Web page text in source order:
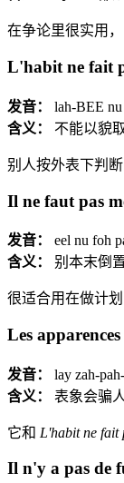
在争论里很实用
L'habit ne fait
发音：
lah-BEE
含义：
不能以貌
别人按外表下判
Il ne faut pas
发音：
eel nu foh
含义：
别本末倒置
很适合用在做计
Les
发音：
lay zah-
含义：
表象会骗人
它和 L'habit ne fait
Il n'y a pas de